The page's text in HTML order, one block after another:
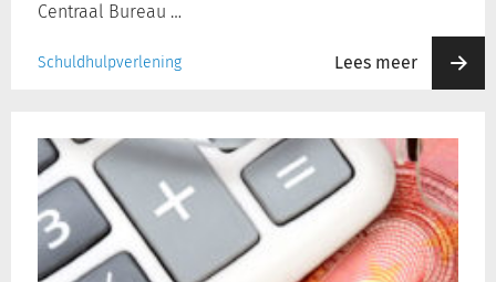
Centraal Bureau …
Schuldhulpverlening Lees meer
arbeidsmigrant
beter
beschermen
tegen
onderbetaling